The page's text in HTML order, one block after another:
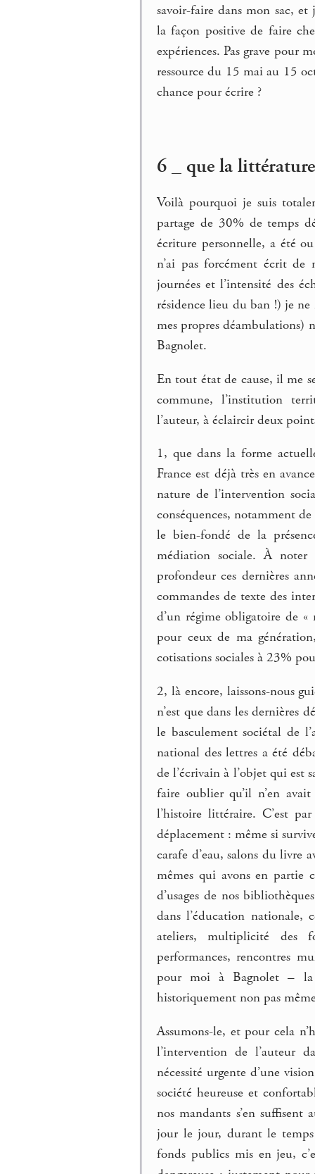
savoir-faire dans mon sac,
la façon positive de faire
expériences. Pas grave pour
ressource du 15 mai au 15
chance pour écrire ?
6 _ que la
Voilà pourquoi je suis
partage de 30% de temps
écriture personnelle, a été
n’ai pas forcément écrit
journées et l’intensité des
résidence lieu du ban !) je ne
mes propres déambulations)
Bagnolet.
En tout état de cause, il me
commune, l’institution
l’auteur, à éclaircir deux
1, que dans la forme
France est déjà très en
nature de l’intervention
conséquences, notamment
le bien-fondé de la
médiation sociale. À
profondeur ces dernières
commandes de texte des
d’un régime obligatoire de
pour ceux de ma
cotisations sociales à 23%
2, là encore, laissons-nous
n’est que dans les dernières
le basculement sociétal de
national des lettres a été
de l’écrivain à l’objet qui
faire oublier qu’il n’en
l’histoire littéraire. C’est
déplacement : même si
carafe d’eau, salons du livre
mêmes qui avons en partie
d’usages de nos
dans l’éducation nationale,
ateliers, multiplicité des
performances, rencontres
pour moi à Bagnolet –
historiquement non pas
Assumons-le, et pour cela
l’intervention de l’auteur
nécessité urgente d’une
société heureuse et
nos mandants s’en
jour le jour, durant le temps
fonds publics mis en jeu,